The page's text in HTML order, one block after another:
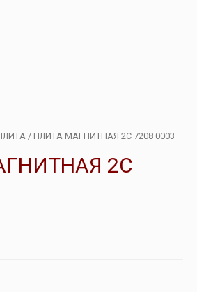
/ ПЛИТА МАГНИТНАЯ 2С 7208 0003
2С